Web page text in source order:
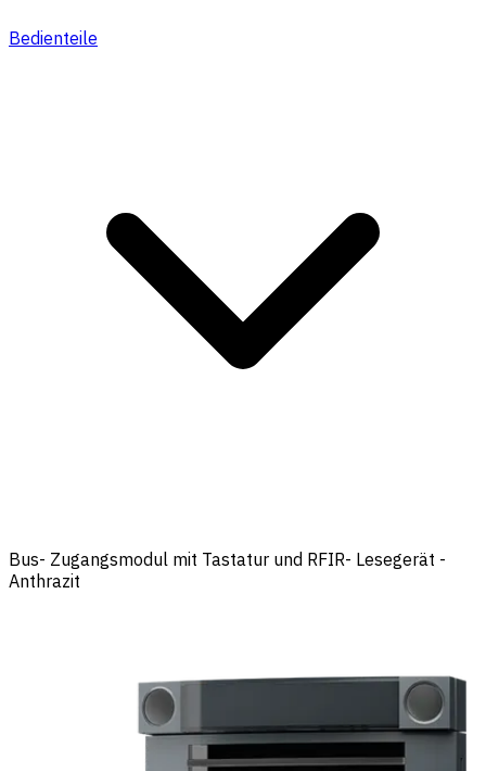
Bedienteile
Bus- Zugangsmodul mit Tastatur und RFIR- Lesegerät -
Anthrazit